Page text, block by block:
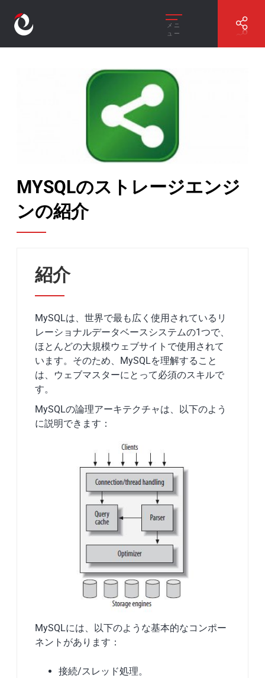
メニ
ュー
MYSQLのストレージエンジンの紹介
MYSQLのストレージエンジ
ンの紹介
紹介
MySQLは、世界で最も広く使用されているリ
レーショナルデータベースシステムの1つで、
ほとんどの大規模ウェブサイトで使用されて
います。そのため、MySQLを理解すること
は、ウェブマスターにとって必須のスキルで
す。
MySQLの論理アーキテクチャは、以下のよう
に説明できます：
MySQLには、以下のような基本的なコンポー
ネントがあります：
接続/スレッド処理。